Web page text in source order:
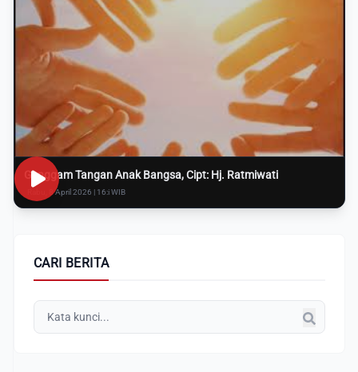
Genggam Tangan Anak Bangsa, Cipt: Hj. Ratmiwati
Rabu, 8 April 2026 | 16:i WIB
CARI BERITA